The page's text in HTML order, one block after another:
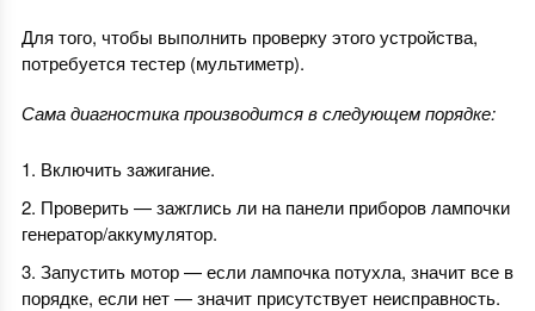
Для того, чтобы выполнить проверку этого устройства,
потребуется тестер (мультиметр).
Сама диагностика производится в следующем порядке:
Включить зажигание.
Проверить — зажглись ли на панели приборов лампочки
генератор/аккумулятор.
Запустить мотор — если лампочка потухла, значит все в
порядке, если нет — значит присутствует неисправность.